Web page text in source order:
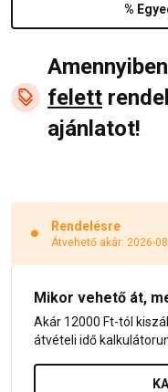
%
felett
ajánlatot!
Rendelésre
Átvehető akár: 2026-
Mikor vehető át,
Akár 12000 Ft-tól
átvételi idő